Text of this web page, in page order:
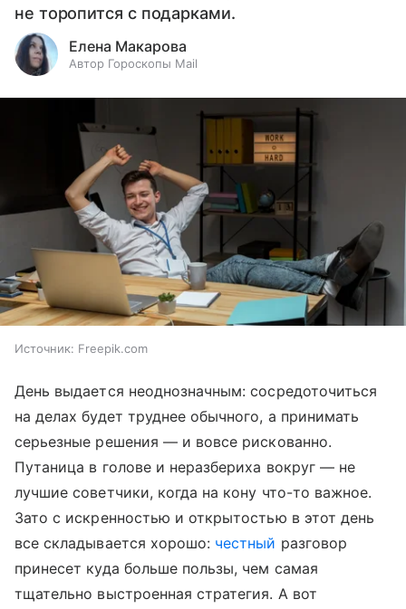
не торопится с подарками.
Елена Макарова
Автор Гороскопы Mail
Источник: Freepik.com
День выдается неоднозначным: сосредоточиться
на делах будет труднее обычного, а принимать
серьезные решения — и вовсе рискованно.
Путаница в голове и неразбериха вокруг — не
лучшие советчики, когда на кону что-то важное.
Зато с искренностью и открытостью в этот день
все складывается хорошо: честный разговор
принесет куда больше пользы, чем самая
тщательно выстроенная стратегия. А вот